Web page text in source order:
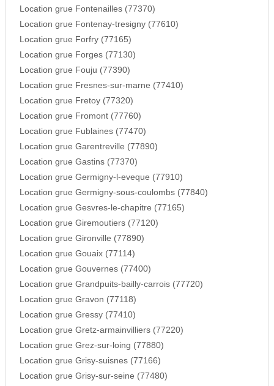
Location grue Fontenailles (77370)
Location grue Fontenay-tresigny (77610)
Location grue Forfry (77165)
Location grue Forges (77130)
Location grue Fouju (77390)
Location grue Fresnes-sur-marne (77410)
Location grue Fretoy (77320)
Location grue Fromont (77760)
Location grue Fublaines (77470)
Location grue Garentreville (77890)
Location grue Gastins (77370)
Location grue Germigny-l-eveque (77910)
Location grue Germigny-sous-coulombs (77840)
Location grue Gesvres-le-chapitre (77165)
Location grue Giremoutiers (77120)
Location grue Gironville (77890)
Location grue Gouaix (77114)
Location grue Gouvernes (77400)
Location grue Grandpuits-bailly-carrois (77720)
Location grue Gravon (77118)
Location grue Gressy (77410)
Location grue Gretz-armainvilliers (77220)
Location grue Grez-sur-loing (77880)
Location grue Grisy-suisnes (77166)
Location grue Grisy-sur-seine (77480)